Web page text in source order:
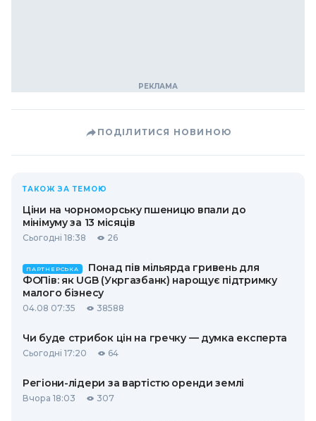
ПОДІЛИТИСЯ НОВИНОЮ
ТАКОЖ ЗА ТЕМОЮ
Ціни на чорноморську пшеницю впали до
мінімуму за 13 місяців
Сьогодні 18:38 26
ПАРТНЕРСЬКА
Понад пів мільярда гривень для
ФОПів: як UGB (Укргазбанк) нарощує підтримку
малого бізнесу
04.08 07:35 38588
Чи буде стрибок цін на гречку — думка експерта
Сьогодні 17:20 64
Регіони-лідери за вартістю оренди землі
Вчора 18:03 307